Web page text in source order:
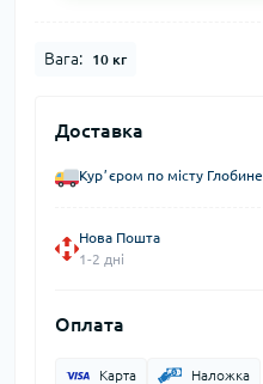
Вага: 10 кг
Доставка
Курʼєром по місту Глобине
Нова Пошта
1-2 дні
Оплата
Карта Наложка